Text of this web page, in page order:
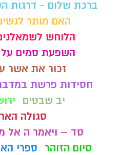
ברכת שלום - דרגות
האם מותר
הלוחש
השפעת סמים על
זכור את אשר
חסידות פרשת
יב שבטים
סגולה
סד – ויאמר ה אל
סיום הזוהר
ספרי